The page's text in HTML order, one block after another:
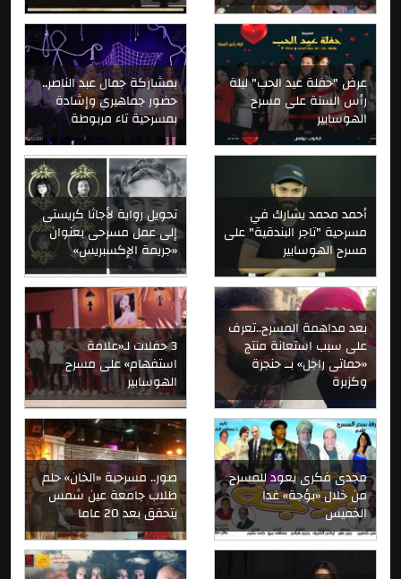
بمشاركة جمال عبد الناصر..
حضور جماهيري وإشادة
بمسرحية تاء مربوطة
عرض "حفلة عيد الحب" ليلة
رأس السنة على مسرح
الهوسابير
تحويل رواية لأجاثا كريستى
إلى عمل مسرحى بعنوان
«جريمة الإكسبريس»
أحمد محمد يشارك في
مسرحية "تاجر البندقية" على
مسرح الهوسابير
3 حفلات لـ«علامة
استفهام» على مسرح
الهوسابير
بعد مداهمة المسرح..تعرف
على سبب استعانة منتج
«حماتى راجل» بــ حنجرة
وكزبرة
صور.. مسرحية «الخان» حلم
طلاب جامعة عين شمس
يتحقق بعد 20 عاما
مجدى فكرى يعود للمسرح
من خلال «بؤجة» غدا
الخميس